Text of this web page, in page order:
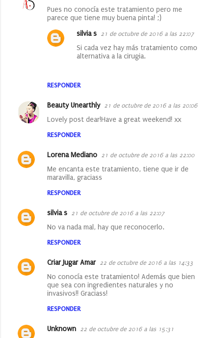
Pues no conocía este tratamiento pero me
parece que tiene muy buena pinta! ;)
RESPONDER
silvia s 21 de octubre de 2016 a las 22:07
Si cada vez hay más tratamiento como
alternativa a la cirugia.
Beauty Unearthly 21 de octubre de 2016 a las 20:06
Lovely post dear!Have a great weekend! xx
RESPONDER
Lorena Mediano 21 de octubre de 2016 a las 22:00
Me encanta este tratamiento, tiene que ir de
maravilla, graciass
RESPONDER
silvia s 21 de octubre de 2016 a las 22:07
No va nada mal, hay que reconocerlo.
RESPONDER
Criar Jugar Amar 22 de octubre de 2016 a las 14:33
No conocía este tratamiento! Además que bien
que sea con ingredientes naturales y no
invasivos!! Graciass!
RESPONDER
Unknown 22 de octubre de 2016 a las 15:31